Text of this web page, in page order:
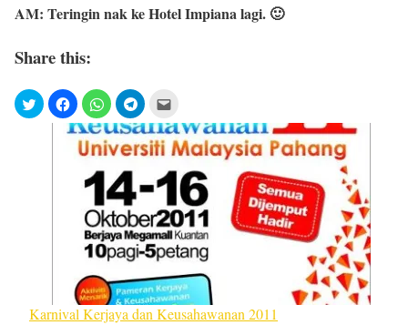
AM: Teringin nak ke Hotel Impiana lagi. 🙂
Share this:
Karnival Kerjaya dan Keusahawanan 2011